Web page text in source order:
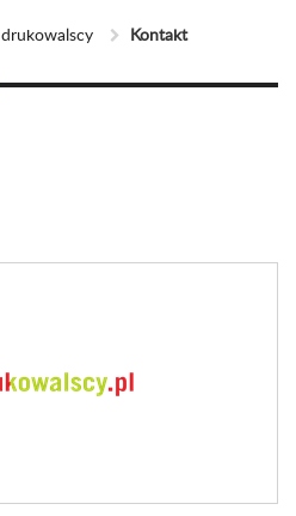
drukowalscy Kontakt